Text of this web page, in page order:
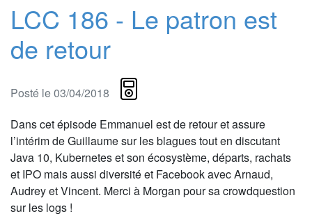
LCC 186 - Le patron est
de retour
Posté le 03/04/2018
Dans cet épisode Emmanuel est de retour et assure
l’intérim de Guillaume sur les blagues tout en discutant
Java 10, Kubernetes et son écosystème, départs, rachats
et IPO mais aussi diversité et Facebook avec Arnaud,
Audrey et Vincent. Merci à Morgan pour sa crowdquestion
sur les logs !